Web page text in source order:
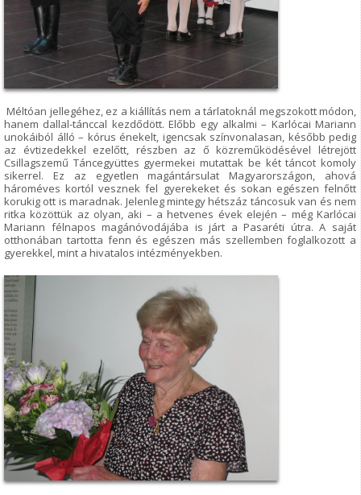
Méltóan jellegéhez, ez a kiállítás nem a tárlatoknál megszokott módon,
hanem dallal-tánccal kezdődött. Előbb egy alkalmi – Karlócai Mariann
unokáiból álló – kórus énekelt, igencsak színvonalasan, később pedig
az évtizedekkel ezelőtt, részben az ő közreműködésével létrejött
Csillagszemű Táncegyüttes gyermekei mutattak be két táncot komoly
sikerrel. Ez az egyetlen magántársulat Magyarországon, ahová
hároméves kortól vesznek fel gyerekeket és sokan egészen felnőtt
korukig ott is maradnak. Jelenleg mintegy hétszáz táncosuk van és nem
ritka közöttük az olyan, aki – a hetvenes évek elején – még Karlócai
Mariann félnapos magánóvodájába is járt a Pasaréti útra. A saját
otthonában tartotta fenn és egészen más szellemben foglalkozott a
gyerekkel, mint a hivatalos intézményekben.